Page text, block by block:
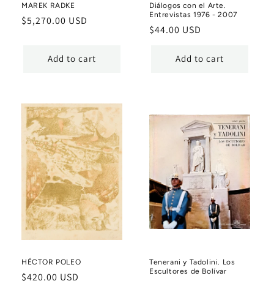
MAREK RADKE
Regular
$5,270.00 USD
Add to cart
Diálogos con el Arte.
Entrevistas 1976 - 2007
Regular
$44.00 USD
Add to cart
HÉCTOR POLEO
Regular
$420.00 USD
Tenerani y Tadolini. Los
Escultores de Bolívar